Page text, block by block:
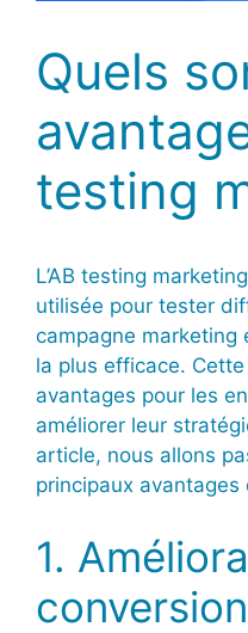
Quels
testing
L’AB testing
utilisée pour tester
campagne marketing
la plus efficace.
avantages pour les
améliorer leur
article, nous allons
principaux avantages
1.